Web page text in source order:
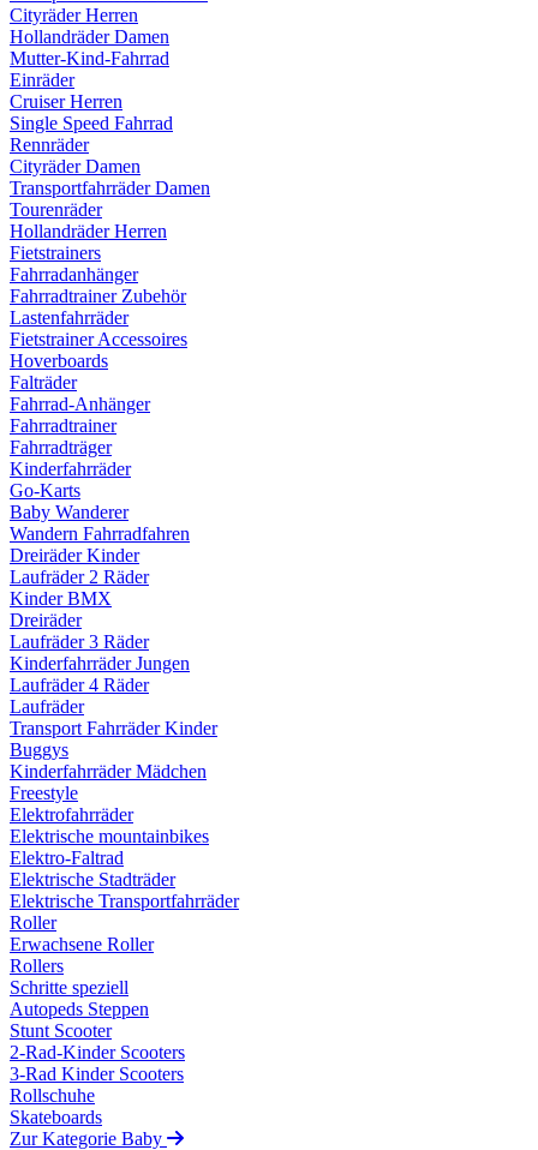
Cityräder Herren
Hollandräder Damen
Mutter-Kind-Fahrrad
Einräder
Cruiser Herren
Single Speed Fahrrad
Rennräder
Cityräder Damen
Transportfahrräder Damen
Tourenräder
Hollandräder Herren
Fietstrainers
Fahrradanhänger
Fahrradtrainer Zubehör
Lastenfahrräder
Fietstrainer Accessoires
Hoverboards
Falträder
Fahrrad-Anhänger
Fahrradtrainer
Fahrradträger
Kinderfahrräder
Go-Karts
Baby Wanderer
Wandern Fahrradfahren
Dreiräder Kinder
Laufräder 2 Räder
Kinder BMX
Dreiräder
Laufräder 3 Räder
Kinderfahrräder Jungen
Laufräder 4 Räder
Laufräder
Transport Fahrräder Kinder
Buggys
Kinderfahrräder Mädchen
Freestyle
Elektrofahrräder
Elektrische mountainbikes
Elektro-Faltrad
Elektrische Stadträder
Elektrische Transportfahrräder
Roller
Erwachsene Roller
Rollers
Schritte speziell
Autopeds Steppen
Stunt Scooter
2-Rad-Kinder Scooters
3-Rad Kinder Scooters
Rollschuhe
Skateboards
Zur Kategorie Baby